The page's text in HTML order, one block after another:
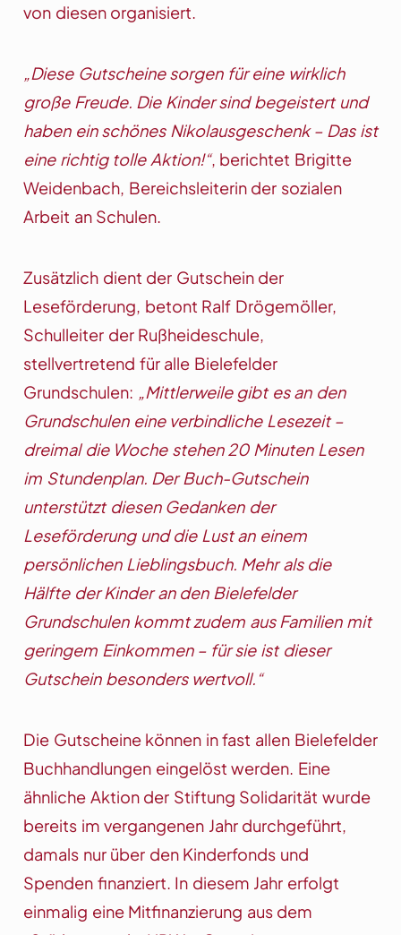
von diesen organisiert.
„Diese Gutscheine sorgen für eine wirklich
große Freude. Die Kinder sind begeistert und
haben ein schönes Nikolausgeschenk – Das ist
eine richtig tolle Aktion!“, berichtet Brigitte
Weidenbach, Bereichsleiterin der sozialen
Arbeit an Schulen.
Zusätzlich dient der Gutschein der
Leseförderung, betont Ralf Drögemöller,
Schulleiter der Rußheideschule,
stellvertretend für alle Bielefelder
Grundschulen: „Mittlerweile gibt es an den
Grundschulen eine verbindliche Lesezeit –
dreimal die Woche stehen 20 Minuten Lesen
im Stundenplan. Der Buch-Gutschein
unterstützt diesen Gedanken der
Leseförderung und die Lust an einem
persönlichen Lieblingsbuch. Mehr als die
Hälfte der Kinder an den Bielefelder
Grundschulen kommt zudem aus Familien mit
geringem Einkommen – für sie ist dieser
Gutschein besonders wertvoll.“
Die Gutscheine können in fast allen Bielefelder
Buchhandlungen eingelöst werden. Eine
ähnliche Aktion der Stiftung Solidarität wurde
bereits im vergangenen Jahr durchgeführt,
damals nur über den Kinderfonds und
Spenden finanziert. In diesem Jahr erfolgt
einmalig eine Mitfinanzierung aus dem